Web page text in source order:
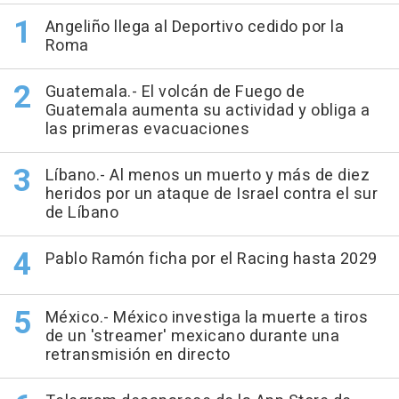
Angeliño llega al Deportivo cedido por la
Roma
Guatemala.- El volcán de Fuego de
Guatemala aumenta su actividad y obliga a
las primeras evacuaciones
Líbano.- Al menos un muerto y más de diez
heridos por un ataque de Israel contra el sur
de Líbano
Pablo Ramón ficha por el Racing hasta 2029
México.- México investiga la muerte a tiros
de un 'streamer' mexicano durante una
retransmisión en directo